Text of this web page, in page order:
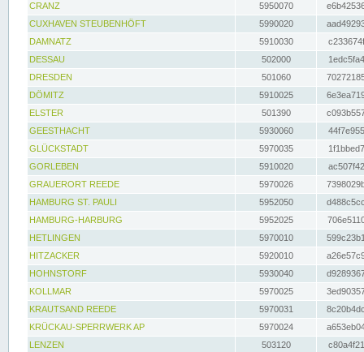
CRANZ
5950070
CUXHAVEN STEUBENHÖFT
5990020
DAMNATZ
5910030
DESSAU
502000
DRESDEN
501060
DÖMITZ
5910025
ELSTER
501390
GEESTHACHT
5930060
GLÜCKSTADT
5970035
GORLEBEN
5910020
GRAUERORT REEDE
5970026
HAMBURG ST. PAULI
5952050
HAMBURG-HARBURG
5952025
HETLINGEN
5970010
HITZACKER
5920010
HOHNSTORF
5930040
KOLLMAR
5970025
KRAUTSAND REEDE
5970031
KRÜCKAU-SPERRWERK AP
5970024
LENZEN
503120